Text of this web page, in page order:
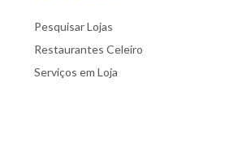
Pesquisar Lojas
Restaurantes Celeiro
Serviços em Loja